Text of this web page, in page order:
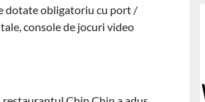
dotate obligatoriu cu port /
console de jocuri video